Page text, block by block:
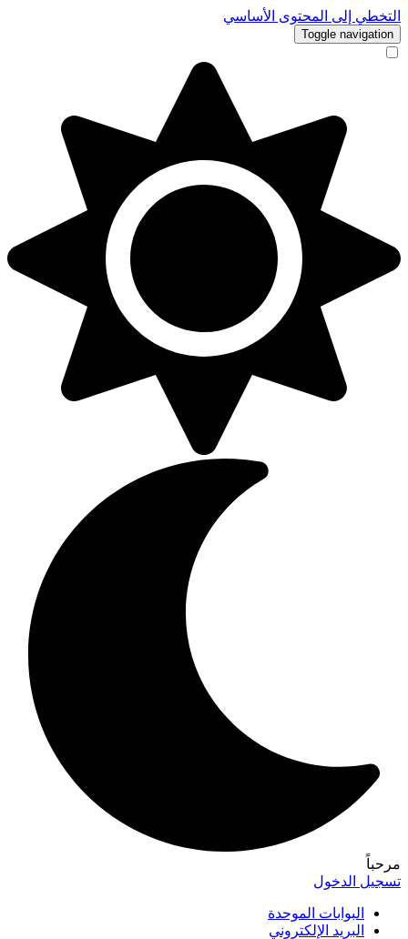
التخطي إلى المحتوى الأساسي
Toggle navigation
مرحباً
تسجيل الدخول
البوابات الموحدة
البريد الإلكتروني